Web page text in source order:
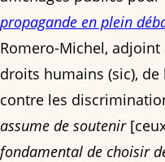
propagande en plein
Romero-Michel,
droits humains (sic),
contre les
assume de soutenir
fondamental de choisir